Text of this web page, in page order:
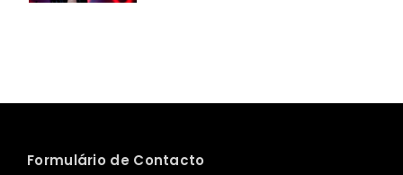
Formulário de Contacto